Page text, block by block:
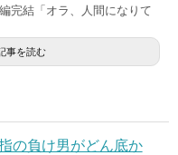
完結「オラ、人間になりて
事を読む
の負け男がどん底か